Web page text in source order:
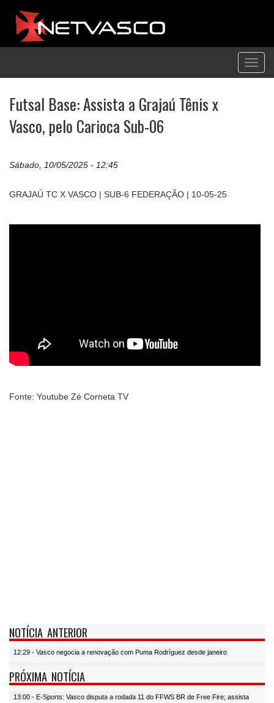
Futsal Base: Assista a Grajaú Tênis x
Vasco, pelo Carioca Sub-06
Sábado, 10/05/2025 - 12:45
GRAJAÚ TC X VASCO | SUB-6 FEDERAÇÃO | 10-05-25
Fonte: Youtube Zé Corneta TV
NOTÍCIA ANTERIOR
12:29 - Vasco negocia a renovação com Puma Rodríguez desde janeiro
PRÓXIMA NOTÍCIA
13:00 - E-Sports: Vasco disputa a rodada 11 do FFWS BR de Free Fire; assista